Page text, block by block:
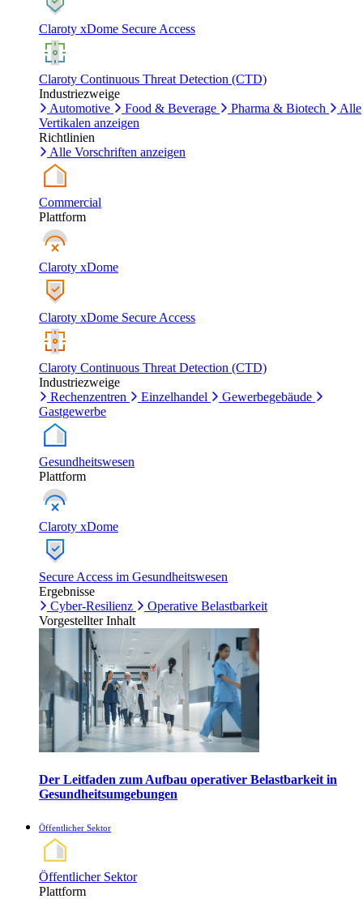
Claroty xDome Secure Access
Claroty Continuous Threat Detection (CTD)
Industriezweige
Automotive
Food & Beverage Pharma & Biotech
Alle
Vertikalen anzeigen
Richtlinien
Alle Vorschriften anzeigen
Commercial
Plattform
Claroty xDome
Claroty xDome Secure Access
Claroty Continuous Threat Detection (CTD)
Industriezweige
Rechenzentren
Einzelhandel
Gewerbegebäude
Gastgewerbe
Gesundheitswesen
Plattform
Claroty xDome
Secure Access im Gesundheitswesen
Ergebnisse
Cyber-Resilienz
Operative Belastbarkeit
Vorgestellter Inhalt
Der Leitfaden zum Aufbau operativer Belastbarkeit in
Gesundheitsumgebungen
Öffentlicher Sektor
Öffentlicher Sektor
Plattform